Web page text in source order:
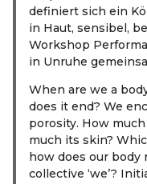
definiert sich ein
in Haut, sensibel,
Workshop
in Unruhe
When are we a
does it end? We
porosity. How
much its skin?
how does our body
collective ‘we’?